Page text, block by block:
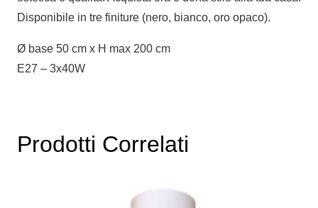
Disponibile in tre finiture (nero, bianco, oro opaco).
Ø base 50 cm x H max 200 cm
E27 – 3x40W
Prodotti Correlati